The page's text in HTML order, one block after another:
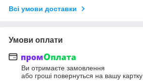
Всі умови доставки
Умови оплати
Ви отримаєте замовлення
або гроші повернуться на вашу картку